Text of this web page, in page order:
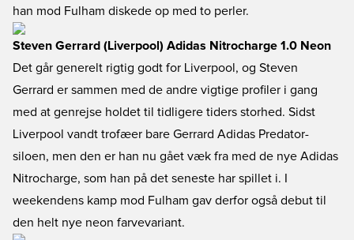
han mod Fulham diskede op med to perler.
Steven Gerrard (Liverpool) Adidas Nitrocharge 1.0 Neon
Det går generelt rigtig godt for Liverpool, og Steven
Gerrard er sammen med de andre vigtige profiler i gang
med at genrejse holdet til tidligere tiders storhed. Sidst
Liverpool vandt trofæer bare Gerrard Adidas Predator-
siloen, men den er han nu gået væk fra med de nye Adidas
Nitrocharge, som han på det seneste har spillet i. I
weekendens kamp mod Fulham gav derfor også debut til
den helt nye neon farvevariant.